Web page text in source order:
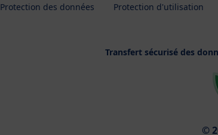
Protection des données Protection d'utilisation
Transfert sécurisé des
©